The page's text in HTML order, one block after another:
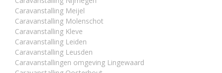
Caravanstalling Meijel
Caravanstalling Molenschot
Caravanstalling Kleve
Caravanstalling Leiden
Caravanstalling Leusden
Caravanstallingen omgeving Lingewaard